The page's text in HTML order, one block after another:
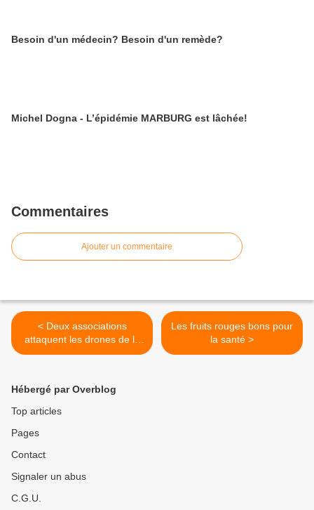
Besoin d'un médecin? Besoin d'un remède?
Michel Dogna - L’épidémie MARBURG est lâchée!
Commentaires
Ajouter un commentaire
< Deux associations
attaquent les drones de la
police parisienne
Les fruits rouges bons pour
la santé >
Hébergé par Overblog
Top articles
Pages
Contact
Signaler un abus
C.G.U.